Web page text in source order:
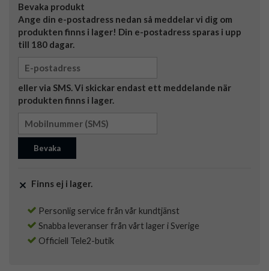
Bevaka produkt
Ange din e-postadress nedan så meddelar vi dig om
produkten finns i lager! Din e-postadress sparas i upp
till 180 dagar.
eller via SMS. Vi skickar endast ett meddelande när
produkten finns i lager.
Bevaka
Finns ej i lager.
Personlig service från vår kundtjänst
Snabba leveranser från vårt lager i Sverige
Officiell Tele2-butik